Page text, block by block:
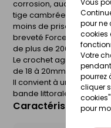
pour ne
cookies
Votre
pourrez
cliquer
pour
corrosion, aucune
tige cambrée garantie
moins de prise au vent.
breveté Force 9, ces
de plus de 200 km/h.
Le crochet agrafe est
de 18 à 20mm
Il convient à une
bande littorale et en
Caractéristiques